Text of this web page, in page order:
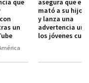
que
un
asegura que el
mató a su hijo
y lanza una
advertencia
los jóvenes